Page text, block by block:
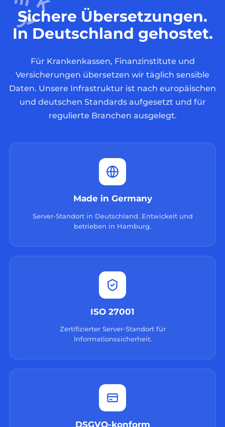
Sichere Übersetzungen.
In Deutschland gehostet.
Für Krankenkassen, Finanzinstitute und
Versicherungen übersetzen wir täglich sensible
Daten. Unsere Infrastruktur ist nach europäischen
und deutschen Standards aufgesetzt und für
regulierte Branchen ausgelegt.
Made in Germany
Server-Standort in Deutschland. Entwickelt und
betrieben in Hamburg.
ISO 27001
Zertifizierter Server-Standort für
Informationssicherheit.
DSGVO-konform